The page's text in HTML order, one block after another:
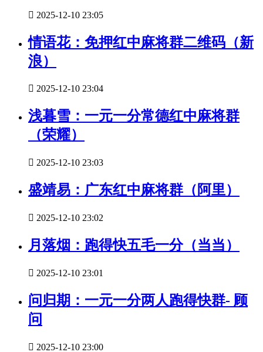
 2025-12-10 23:05
情语花：免押红中麻将群二维码（新
浪）
 2025-12-10 23:04
浅暮雪：一元一分常德红中麻将群
（荣耀）
 2025-12-10 23:03
盛靖易：广东红中麻将群（阿里）
 2025-12-10 23:02
月落烟：跑得快五毛一分（当当）
 2025-12-10 23:01
问归期：一元一分两人跑得快群- 顾
问
 2025-12-10 23:00